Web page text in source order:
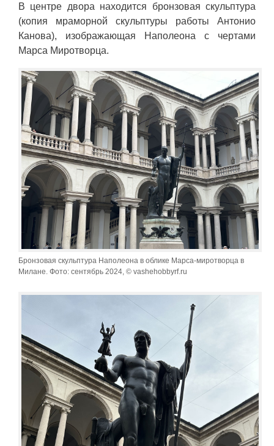
В центре двора находится бронзовая скульптура
(копия мраморной скульптуры работы Антонио
Канова), изображающая Наполеона с чертами
Марса Миротворца.
Бронзовая скульптура Наполеона в облике Марса-миротворца в
Милане. Фото: сентябрь 2024, © vashehobbyrf.ru